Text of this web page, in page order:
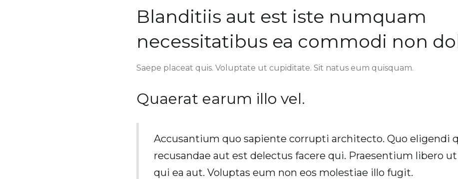
Blanditiis aut est iste numquam
necessitatibus ea commodi non
Saepe placeat quis. Voluptate ut cupiditate. Sit natus eum quisquam.
Quaerat earum illo vel.
Accusantium quo sapiente corrupti architecto. Quo eligendi
recusandae aut est delectus facere qui. Praesentium libero
qui ea aut. Voluptas eum non eos molestiae illo fugit.